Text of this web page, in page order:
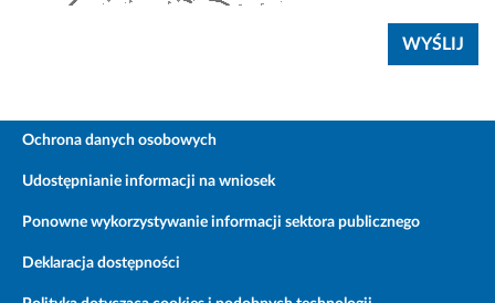
Ochrona danych osobowych
Udostępnianie informacji na wniosek
Ponowne wykorzystywanie informacji sektora publicznego
Deklaracja dostępności